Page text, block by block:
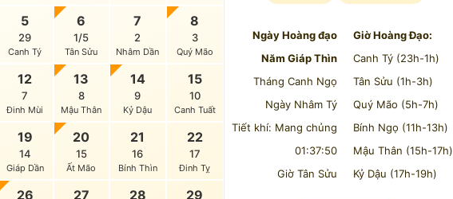
5
29
Canh Tý
6
1/5
Tân Sửu
7
2
Nhâm Dần
8
3
Quý Mão
12
7
Đinh Mùi
13
8
Mậu Thân
14
9
Kỷ Dậu
15
10
Canh Tuất
19
14
Giáp Dần
20
15
Ất Mão
21
16
Bính Thìn
22
17
Đinh Tỵ
26 27 28 29
Ngày Hoàng đạo
Năm Giáp Thìn
Tháng Canh Ngọ
Ngày Nhâm Tý
Tiết khí: Mang chủng
01:37:50
Giờ Tân Sửu
Giờ Hoàng Đạo:
Canh Tý (23h-1h)
Tân Sửu (1h-3h)
Quý Mão (5h-7h)
Bính Ngọ (11h-13h)
Mậu Thân (15h-17h)
Kỷ Dậu (17h-19h)